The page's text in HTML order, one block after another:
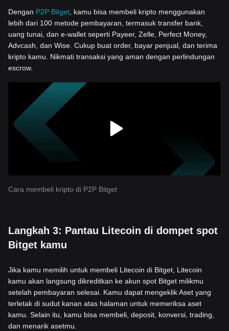
Dengan P2P Bitget, kamu bisa membeli kripto menggunakan
lebih dari 100 metode pembayaran, termasuk transfer bank,
uang tunai, dan e-wallet seperti Payeer, Zelle, Perfect Money,
Advcash, dan Wise. Cukup buat order, bayar penjual, dan terima
kripto kamu. Nikmati transaksi yang aman dengan perlindungan
escrow.
Cara membeli kripto di P2P Bitget
Langkah 3: Pantau Litecoin di dompet spot
Bitget kamu
Jika kamu memilih untuk membeli Litecoin di Bitget, Litecoin
kamu akan langsung dikreditkan ke akun spot Bitget milikmu
setelah pembayaran selesai. Kamu dapat mengeklik Aset yang
terletak di sudut kanan atas halaman untuk memeriksa aset
kamu. Selain itu, kamu bisa membeli, deposit, konversi, trading,
dan menarik asetmu.